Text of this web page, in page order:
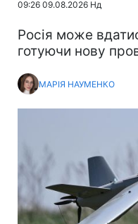
09:26 09.08.2026 Нд
Росія може
готуючи нову
МАРІЯ НАУМЕНКО